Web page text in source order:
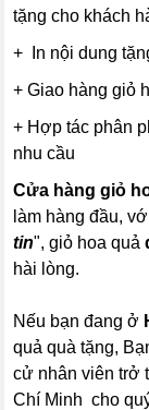
tặng cho khách
+ In nội dung
+ Giao hàng giỏ
+ Hợp tác phân
nhu cầu
Cửa hàng giỏ
làm hàng đầu,
tin", giỏ hoa quả
hài lòng.
Nếu bạn đang ở
quả quà tặng,
cử nhân viên trở
Chí Minh cho